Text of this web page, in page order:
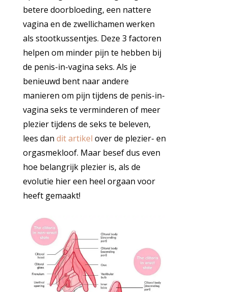
betere doorbloeding, een nattere
vagina en de zwellichamen werken
als stootkussentjes. Deze 3 factoren
helpen om minder pijn te hebben bij
de penis-in-vagina seks. Als je
benieuwd bent naar andere
manieren om pijn tijdens de penis-in-
vagina seks te verminderen of meer
plezier tijdens de seks te beleven,
lees dan dit artikel over de plezier- en
orgasmekloof. Maar besef dus even
hoe belangrijk plezier is, als de
evolutie hier een heel orgaan voor
heeft gemaakt!